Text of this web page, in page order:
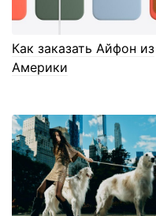
Как заказать Айфон из
Америки